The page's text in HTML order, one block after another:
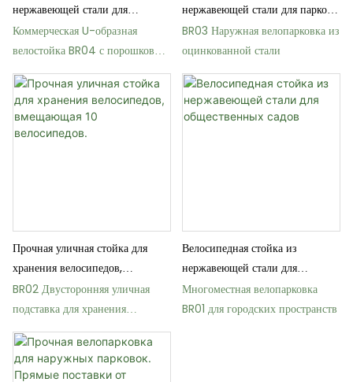
нержавеющей стали для
использования на открытом
воздухе.
Коммерческая U-образная
велостойка BR04 с порошковым
покрытием
нержавеющей стали для парков
и школ
BR03 Наружная велопарковка из
оцинкованной стали
Прочная уличная стойка для
хранения велосипедов,
вмещающая 10 велосипедов.
BR02 Двусторонняя уличная
подставка для хранения
велосипеда
Велосипедная стойка из
нержавеющей стали для
общественных садов
Многоместная велопарковка
BR01 для городских пространств